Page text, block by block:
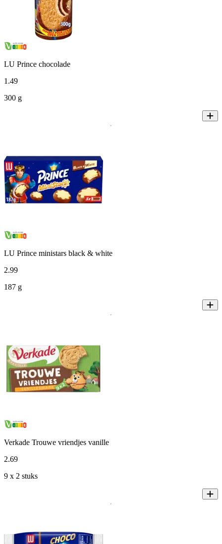
LU Prince chocolade
1 .49
300 g
LU Prince ministars black & white
2.99
187 g
Verkade Trouwe vriendjes vanille
2.69
9 x 2 stuks